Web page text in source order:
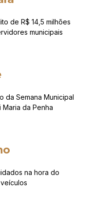
de R$ 14,5 milhões
municipais
da Semana Municipal
da Penha
na hora do